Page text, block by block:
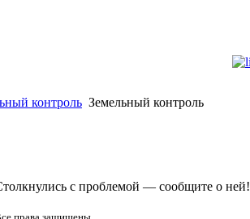
контроль Земельный контроль
с проблемой — сообщите о ней!